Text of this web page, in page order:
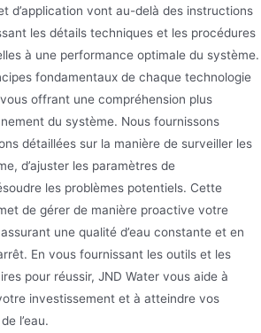
d’application vont au-delà des instructions
les détails techniques et les procédures
à une performance optimale du système.
fondamentaux de chaque technologie
offrant une compréhension plus
du système. Nous fournissons
détaillées sur la manière de surveiller les
d’ajuster les paramètres de
les problèmes potentiels. Cette
de gérer de manière proactive votre
une qualité d’eau constante et en
En vous fournissant les outils et les
pour réussir, JND Water vous aide à
investissement et à atteindre vos
l’eau.